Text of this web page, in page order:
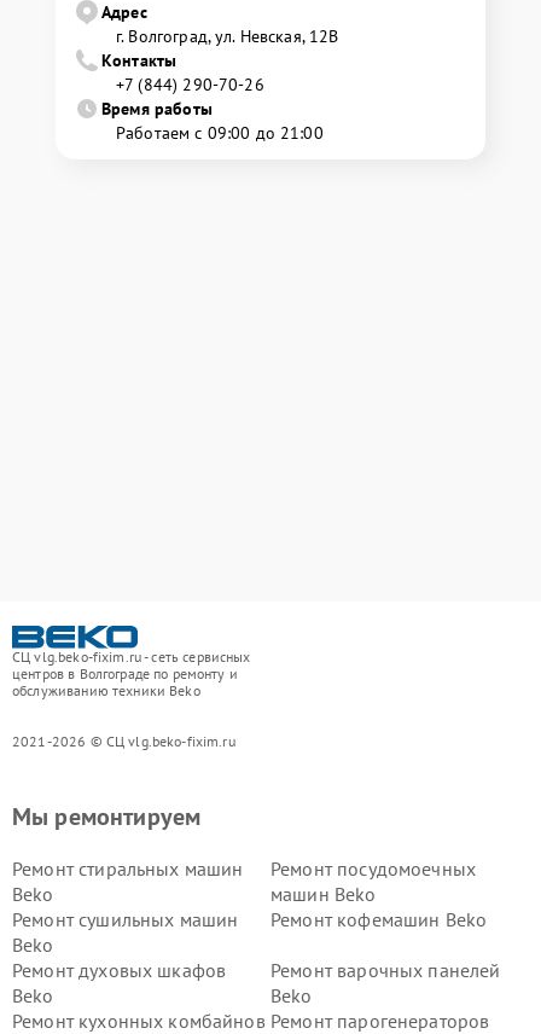
Адрес
г. Волгоград, ул. Невская, 12В
Контакты
+7 (844) 290-70-26
Время работы
Работаем с 09:00 до 21:00
СЦ vlg.beko-fixim.ru - сеть сервисных
центров в Волгограде по ремонту и
обслуживанию техники Beko
2021-2026 © СЦ vlg.beko-fixim.ru
Мы ремонтируем
Ремонт стиральных машин
Beko
Ремонт посудомоечных
машин Beko
Ремонт сушильных машин
Beko
Ремонт кофемашин Beko
Ремонт духовых шкафов
Beko
Ремонт варочных панелей
Beko
Ремонт кухонных комбайнов Ремонт парогенераторов